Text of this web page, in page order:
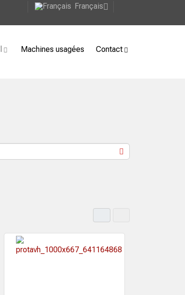
Français
Machines usagées Contact